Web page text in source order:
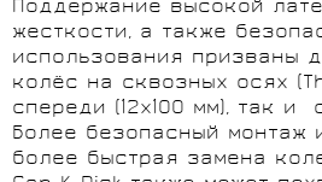
Поддержание высокой
жесткости, а также
использования призваны
колёс на сквозных осях
спереди (12x100 мм), так и
Более безопасный монтаж
более быстрая замена